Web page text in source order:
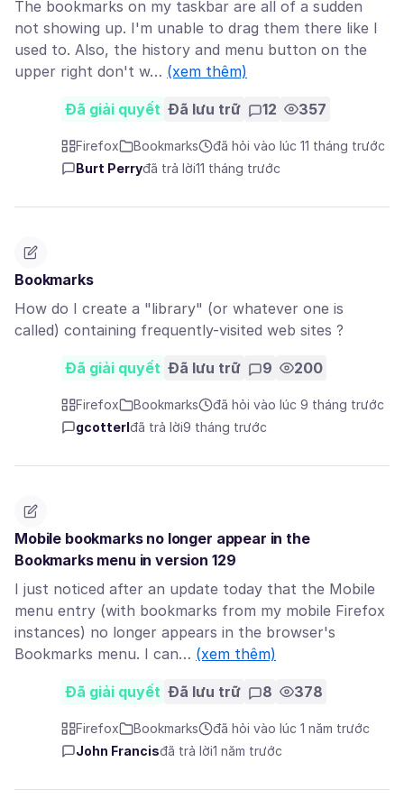
The bookmarks on my taskbar are all of a sudden
not showing up. I'm unable to drag them there like I
used to. Also, the history and menu button on the
upper right don't w… (xem thêm)
Đã giải quyết Đã lưu trữ 12 357
Firefox Bookmarks
đã hỏi vào lúc 11 tháng trước
Burt Perryđã trả lời11 tháng trước
Bookmarks
How do I create a "library" (or whatever one is
called) containing frequently-visited web sites ?
Đã giải quyết Đã lưu trữ 9 200
Firefox Bookmarks
đã hỏi vào lúc 9 tháng trước
gcotterl đã trả lời9 tháng trước
Mobile bookmarks no longer appear in the
Bookmarks menu in version 129
I just noticed after an update today that the Mobile
menu entry (with bookmarks from my mobile Firefox
instances) no longer appears in the browser's
Bookmarks menu. I can… (xem thêm)
Đã giải quyết Đã lưu trữ 8 378
Firefox Bookmarks
đã hỏi vào lúc 1 năm trước
John Francisđã trả lời1 năm trước